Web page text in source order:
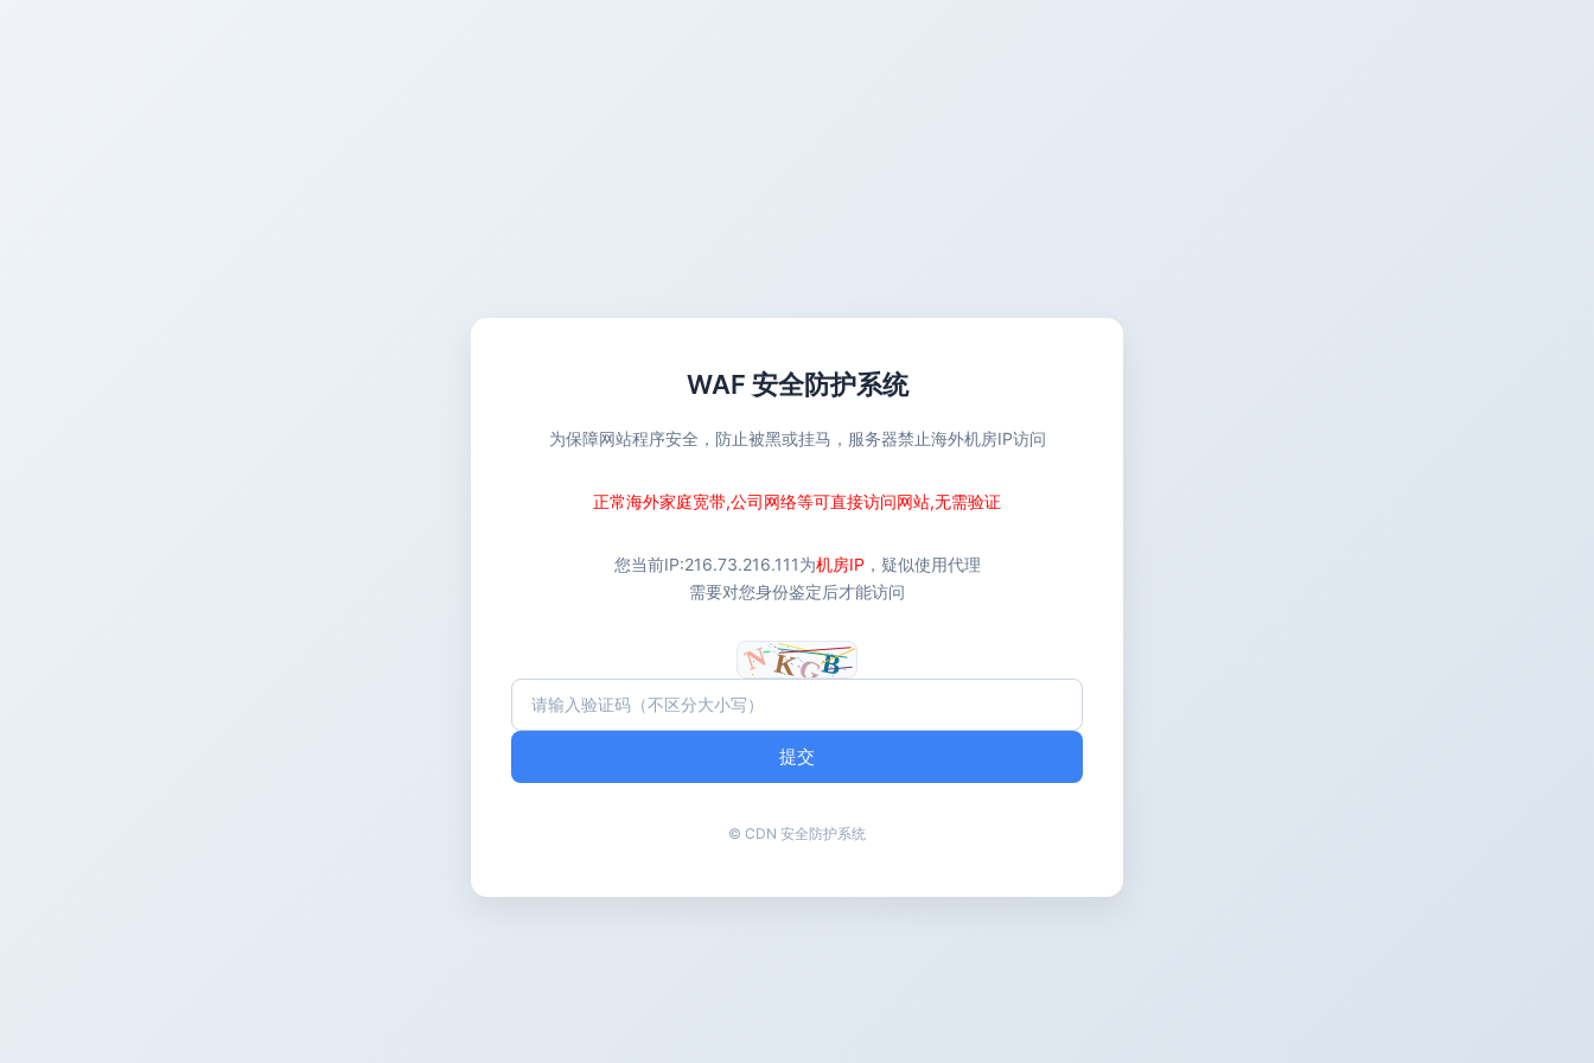
WAF 安全防护系统
为保障网站程序安全，防止被黑或挂马，服务器禁止海外机房IP访问
正常海外家庭宽带,公司网络等可直接访问网站,无需验证
您当前IP:216.73.216.111为机房IP ，疑似使用代理
需要对您身份鉴定后才能访问
提交
© CDN 安全防护系统